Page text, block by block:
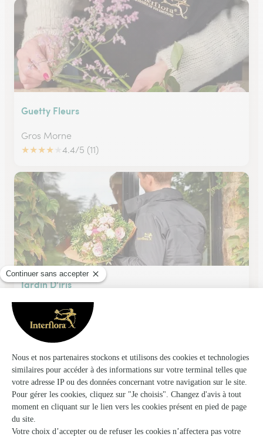
Guetty Fleurs
Gros Morne
★★★★ 4.4/5 (11)
Jardin D'iris
Le Lamentin (Martinique)
★★★★3.7/5 (48)
Fleurs et bouquets en livraison en
Martinique